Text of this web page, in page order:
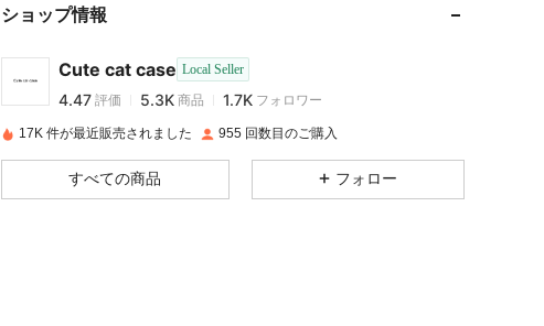
ショップ情報
Cute cat case Local Seller
4.47
4.47 評価 5.3K 商品 1.7K フォロワー
p***n は1日前に購入しました
4.47 5.3K 1.7K
17K 件が最近販売されました 955 回数目のご購入
すべての商品 フォロー